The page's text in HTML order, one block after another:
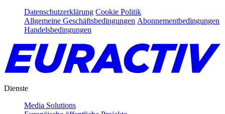
Datenschutzerklärung Cookie Politik
Allgemeine Geschäftsbedingungen Abonnementbedingungen
Handelsbedingungen
Dienste
Media Solutions